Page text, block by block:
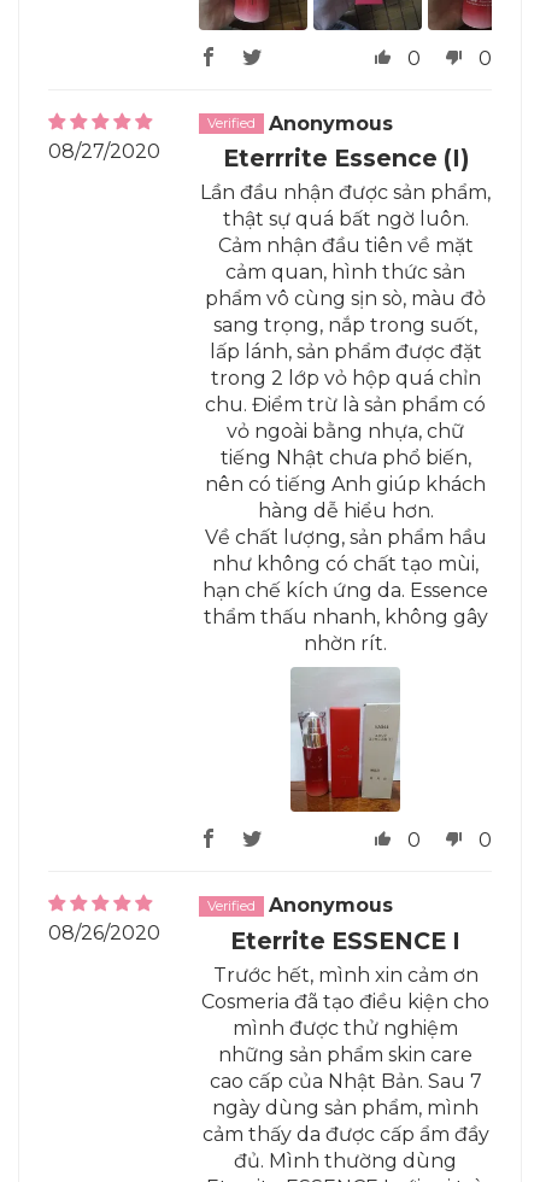
0 0
08/27/2020
Anonymous
Eterrrite Essence (I)
Lần đầu nhận được sản phẩm,
thật sự quá bất ngờ luôn.
Cảm nhận đầu tiên về mặt
cảm quan, hình thức sản
phẩm vô cùng sịn sò, màu đỏ
sang trọng, nắp trong suốt,
lấp lánh, sản phẩm được đặt
trong 2 lớp vỏ hộp quá chỉn
chu. Điểm trừ là sản phẩm có
vỏ ngoài bằng nhựa, chữ
tiếng Nhật chưa phổ biến,
nên có tiếng Anh giúp khách
hàng dễ hiểu hơn.
Về chất lượng, sản phẩm hầu
như không có chất tạo mùi,
hạn chế kích ứng da. Essence
thẩm thấu nhanh, không gây
nhờn rít.
0 0
08/26/2020
Anonymous
Eterrite ESSENCE I
Trước hết, mình xin cảm ơn
Cosmeria đã tạo điều kiện cho
mình được thử nghiệm
những sản phẩm skin care
cao cấp của Nhật Bản. Sau 7
ngày dùng sản phẩm, mình
cảm thấy da được cấp ẩm đầy
đủ. Mình thường dùng